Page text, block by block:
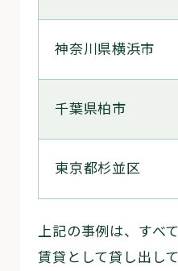
神奈川県横浜市
千葉県柏市
東京都杉並区
上記の事例は、すべ
賃貸として貸し出し